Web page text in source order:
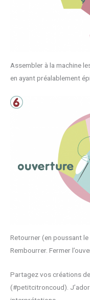
Assembler à la machine
en ayant préalablement
Retourner (en poussant
Rembourrer. Fermer
Partagez vos créations
(#petitcitroncoud).